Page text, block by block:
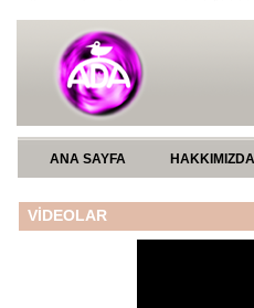
ANA SAYFA HAKKIMIZDA
VİDEOLAR